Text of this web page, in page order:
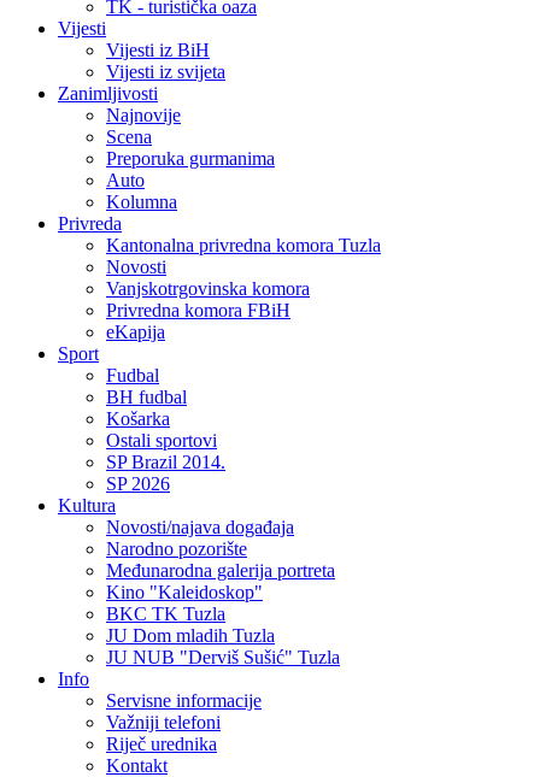
TK - turistička oaza
Vijesti
Vijesti iz BiH
Vijesti iz svijeta
Zanimljivosti
Najnovije
Scena
Preporuka gurmanima
Auto
Kolumna
Privreda
Kantonalna privredna komora Tuzla
Novosti
Vanjskotrgovinska komora
Privredna komora FBiH
eKapija
Sport
Fudbal
BH fudbal
Košarka
Ostali sportovi
SP Brazil 2014.
SP 2026
Kultura
Novosti/najava događaja
Narodno pozorište
Međunarodna galerija portreta
Kino "Kaleidoskop"
BKC TK Tuzla
JU Dom mladih Tuzla
JU NUB "Derviš Sušić" Tuzla
Info
Servisne informacije
Važniji telefoni
Riječ urednika
Kontakt